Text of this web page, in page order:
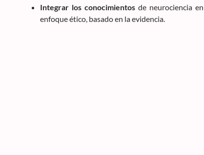
Integrar los conocimientos de neurociencia
enfoque ético, basado en la evidencia.